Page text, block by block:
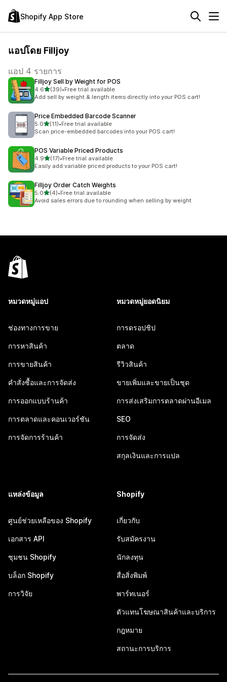
Shopify App Store
แอปโดย Filljoy
แอป 4 รายการ
Filljoy Sell by Weight for POS
4.6เต็ม 5 ดาว
(39)
ทั้งหมด 39 รีวิว
•Free trial available
Add sell by weight & length items directly into your POS cart!
Price Embedded Barcode Scanner
5.0เต็ม 5 ดาว
(11)
ทั้งหมด 11 รีวิว
•Free trial available
Scan price-embedded barcodes into your POS cart!
POS Variable Priced Products
4.9เต็ม 5 ดาว
(17)
ทั้งหมด 17 รีวิว
•Free trial available
Easily add variable priced products to your POS cart!
Filljoy Order Catch Weights
5.0เต็ม 5 ดาว
(4)
ทั้งหมด 4 รีวิว
•Free trial available
Avoid sales errors due to rounding when selling by weight
หมวดหมู่แอป
ช่องทางการขาย
การหาสินค้า
การขายสินค้า
คำสั่งซื้อและการจัดส่ง
การออกแบบร้านค้า
การตลาดและคอนเวอร์ชัน
การจัดการร้านค้า
หมวดหมู่ยอดนิยม
การดรอปชิป
ตลาด
รีวิวสินค้า
ขายเพิ่มและขายเป็นชุด
การส่งเสริมการตลาดผ่านอีเมล
SEO
การจัดส่ง
สกุลเงินและการแปล
แหล่งข้อมูล
ศูนย์ช่วยเหลือของ Shopify
เอกสาร API
ชุมชน Shopify
บล็อก Shopify
การวิจัย
Shopify
เกี่ยวกับ
รับสมัครงาน
นักลงทุน
สื่อสิ่งพิมพ์
พาร์ทเนอร์
ตัวแทนโฆษณาสินค้าและบริการ
กฎหมาย
สถานะการบริการ